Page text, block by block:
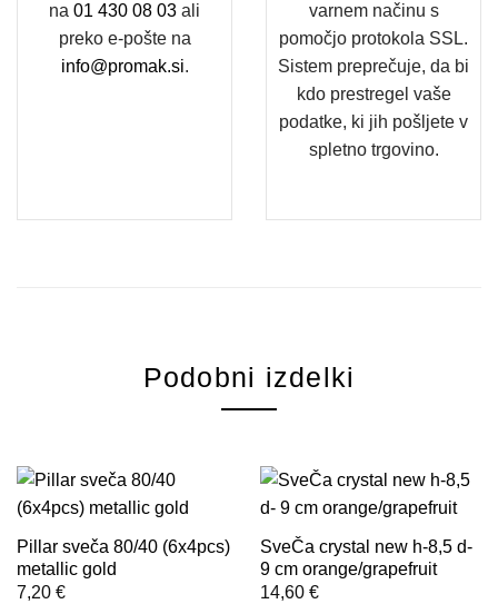
na 01 430 08 03 ali
preko e-pošte na
info@promak.si.
varnem načinu s
pomočjo protokola SSL.
Sistem preprečuje, da bi
kdo prestregel vaše
podatke, ki jih pošljete v
spletno trgovino.
Podobni izdelki
Pillar sveča 80/40 (6x4pcs)
metallic gold
7,20 €
SveČa crystal new h-8,5 d-
9 cm orange/grapefruit
14,60 €